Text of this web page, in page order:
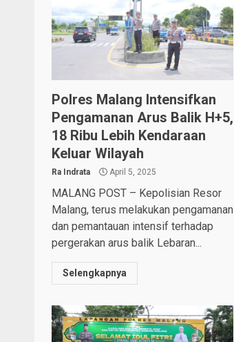
Polres Malang Intensifkan
Pengamanan Arus Balik H+5,
18 Ribu Lebih Kendaraan
Keluar Wilayah
Ra Indrata April 5, 2025
MALANG POST – Kepolisian Resor
Malang, terus melakukan pengamanan
dan pemantauan intensif terhadap
pergerakan arus balik Lebaran...
Selengkapnya